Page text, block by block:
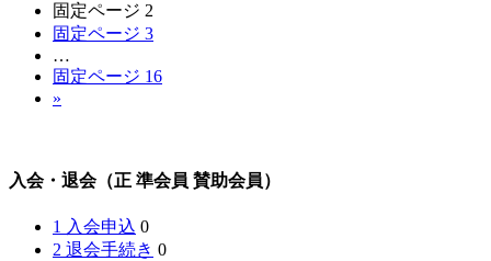
固定ページ 2
固定ページ 3
…
固定ページ 16
»
入会・退会（正 準会員 賛助会員）
1 入会申込 0
2 退会手続き 0